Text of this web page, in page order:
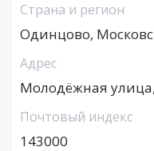
Страна и регион
Одинцово,
Адрес
Молодёжная
Почтовый индекс
143000